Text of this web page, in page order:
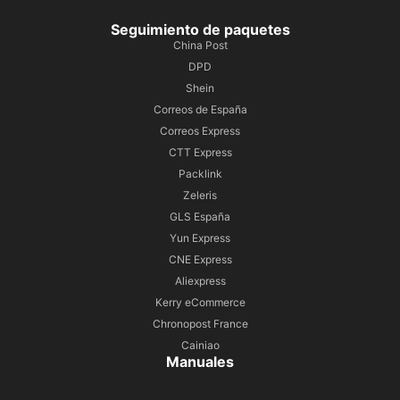
Seguimiento de paquetes
China Post
DPD
Shein
Correos de España
Correos Express
CTT Express
Packlink
Zeleris
GLS España
Yun Express
CNE Express
Aliexpress
Kerry eCommerce
Chronopost France
Cainiao
Manuales